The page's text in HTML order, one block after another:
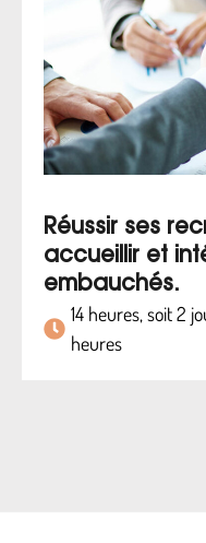
Réussir ses
accueillir et
embauchés.
14 heures, soit 2
heures